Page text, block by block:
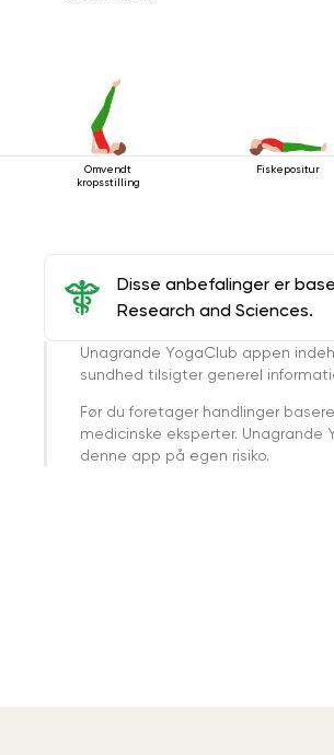
Omvendt
kropsstilling
Fiskepositur
Disse anbefalinger er
Research and Sciences.
Unagrande YogaClub appen
sundhed tilsigter generel
Før du foretager handlinger
medicinske eksperter. Unagrande
denne app på egen risiko.